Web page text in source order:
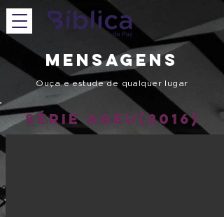
Mensagens
Ouça e estude de qualquer lugar
Série Ageu(2016)